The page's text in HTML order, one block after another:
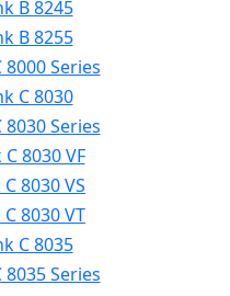
B 8245
B 8255
Series
C 8030
Series
8030 VF
8030 VS
8030 VT
C 8035
Series